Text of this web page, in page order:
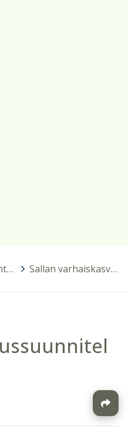
Toimintaamme ohjaavat asiakirjat > Sallan varhaiskasvatussuunnitelma